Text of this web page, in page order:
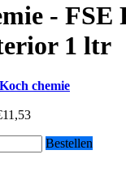
- FSE
1 ltr
Koch chemie
Bestellen